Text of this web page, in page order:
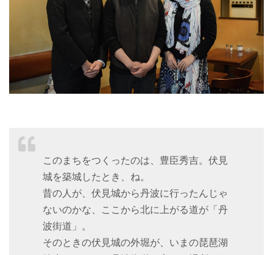
このまちをつくったのは、豊臣秀吉。伏見
城を築城したとき、ね。
昔の人が、伏見城から丹波に行ったんじゃ
ないのかな、ここから北に上がる道が「丹
波街道」。
そのときの伏見城の外堀が、いまの琵琶湖